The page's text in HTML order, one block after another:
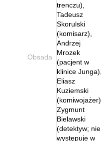
Obsada
trenczu),
Tadeusz
Skorulski
(komisarz),
Andrzej
Mrozek
(pacjent w
klinice Junga),
Eliasz
Kuziemski
(komiwojażer),
Zygmunt
Bielawski
(detektyw; nie
występuje w